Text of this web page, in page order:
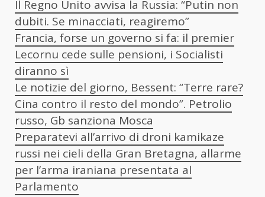
Il Regno Unito avvisa la Russia: “Putin non
dubiti. Se minacciati, reagiremo”
Francia, forse un governo si fa: il premier
Lecornu cede sulle pensioni, i Socialisti
diranno sì
Le notizie del giorno, Bessent: “Terre rare?
Cina contro il resto del mondo”. Petrolio
russo, Gb sanziona Mosca
Preparatevi all’arrivo di droni kamikaze
russi nei cieli della Gran Bretagna, allarme
per l’arma iraniana presentata al
Parlamento